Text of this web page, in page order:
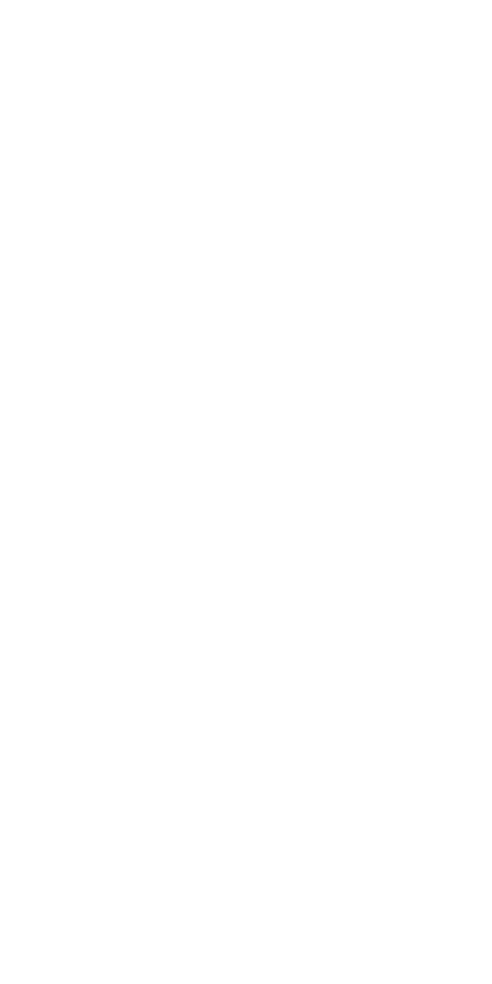
је циркусом. На трибини у Загребу владика се јавио за
у мају, не само обрукаше пред Богом и народом већ у…